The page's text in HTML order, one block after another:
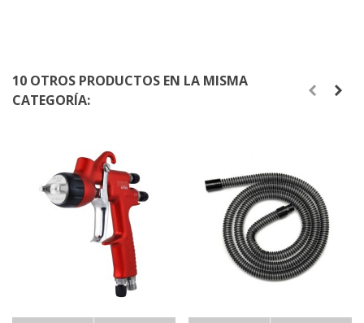
10 OTROS PRODUCTOS EN LA MISMA
CATEGORÍA: